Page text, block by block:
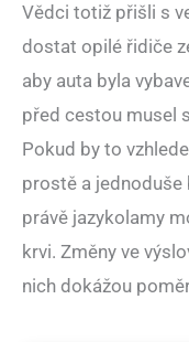
Vědci totiž přišli s
dostat opilé řidiče
aby auta byla
před cestou musel
Pokud by to
prostě a jednoduše
právě jazykolamy
krvi. Změny ve
nich dokážou